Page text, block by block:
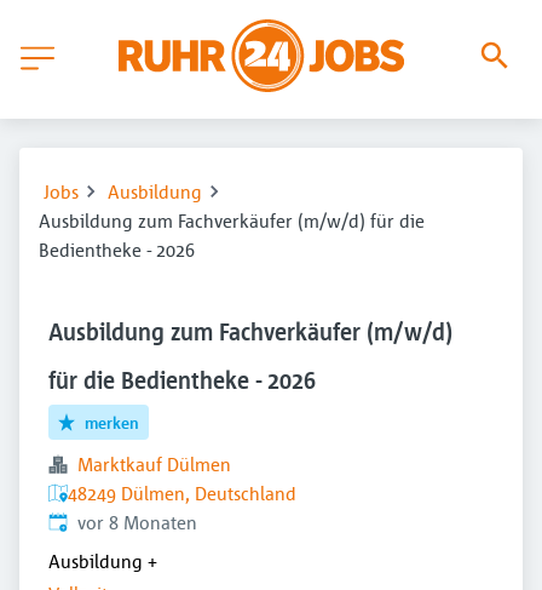
Jobs
Ausbildung
Ausbildung zum Fachverkäufer (m/w/d) für die
Bedientheke - 2026
Ausbildung zum Fachverkäufer (m/w/d)
für die Bedientheke - 2026
merken
Marktkauf Dülmen
48249 Dülmen, Deutschland
Veröffentlicht:
vor 8 Monaten
Ausbildung +